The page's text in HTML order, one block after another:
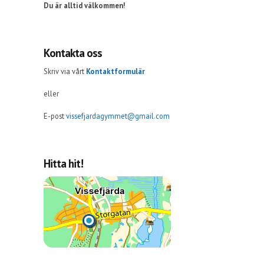
Du är alltid välkommen!
Kontakta oss
Skriv via vårt Kontaktformulär
eller
E-postvissefjardagymmet@gmail.com
Hitta hit!